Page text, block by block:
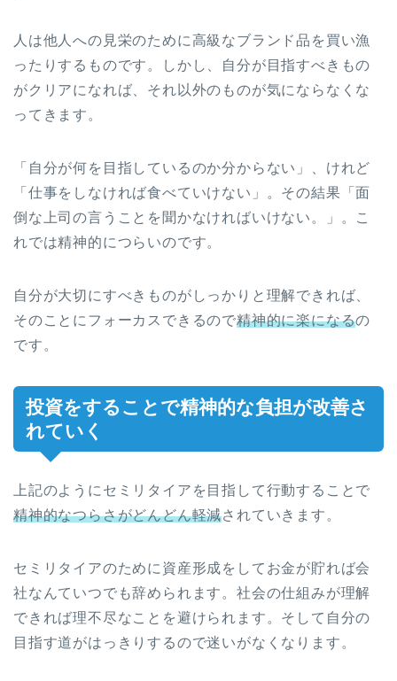
人は他人への見栄のために高級なブランド品を買い漁
ったりするものです。しかし、自分が目指すべきもの
がクリアになれば、それ以外のものが気にならなくな
ってきます。
「自分が何を目指しているのか分からない」、けれど
「仕事をしなければ食べていけない」。その結果「面
倒な上司の言うことを聞かなければいけない。」。こ
れでは精神的につらいのです。
自分が大切にすべきものがしっかりと理解できれば、
そのことにフォーカスできるので精神的に楽になるの
です。
投資をすることで精神的な負担が改善さ
れていく
上記のようにセミリタイアを目指して行動することで
精神的なつらさがどんどん軽減されていきます。
セミリタイアのために資産形成をしてお金が貯れば会
社なんていつでも辞められます。社会の仕組みが理解
できれば理不尽なことを避けられます。そして自分の
目指す道がはっきりするので迷いがなくなります。